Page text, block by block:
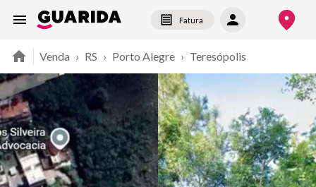
Fatura
Venda › RS › Porto Alegre › Teresópolis